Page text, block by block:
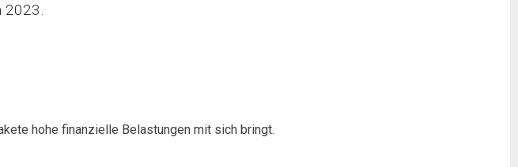
hohe finanzielle Belastungen mit sich bringt.